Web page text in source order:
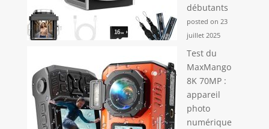
débutants
posted on 23
juillet 2025
Test du
MaxMango
8K 70MP :
appareil
photo
numérique